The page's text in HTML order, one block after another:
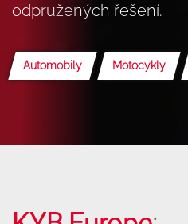
odpružených řešení.
Automobily Motocykly